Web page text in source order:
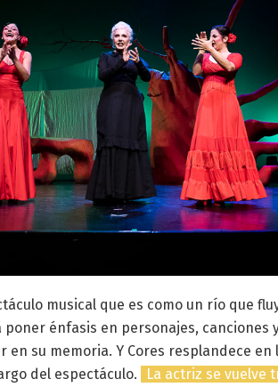
musical que es como un río que
énfasis en personajes, canciones
su memoria. Y Cores resplandece
del espectáculo.
La actriz se vuelve